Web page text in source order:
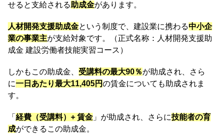
せると支給される助成金があります。
人材開発支援助成金という制度で、建設業に携わる中小企
業の事業主が支給対象です。（正式名称：人材開発支援助
成金 建設労働者技能実習コース）
しかもこの助成金、 受講料の最大90％が助成され、さら
に一日あたり最大11,405円の賃金についても助成されま
す。
「 経費（受講料）+ 賃金 」が助成され、さらに技能者の育
成ができるこの助成金。